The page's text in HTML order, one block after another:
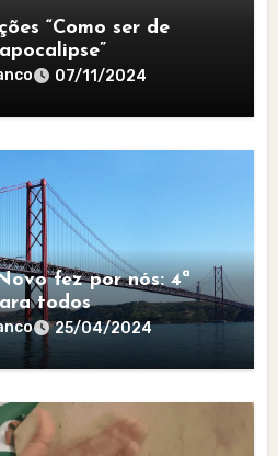
“Como ser de
07/11/2024
fez por nós: 4ª
todos
25/04/2024